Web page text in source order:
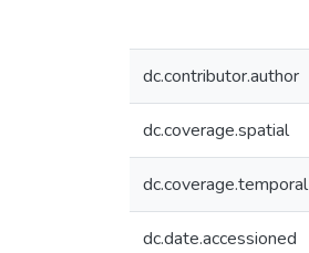
dc.contributor.author
dc.coverage.spatial
dc.coverage.temporal
dc.date.accessioned